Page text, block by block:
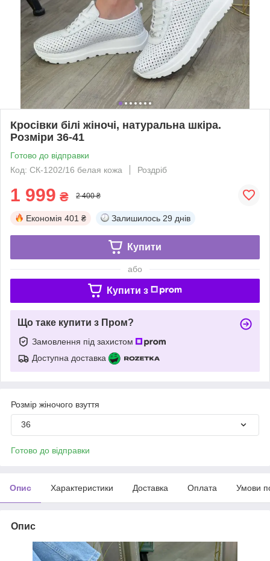
Кросівки білі жіночі, натуральна шкіра.
Розміри 36-41
Готово до відправки
Код: СК-1202/16 белая кожа
Роздріб
1 999 ₴ 2 400 ₴
Економія 401 ₴ Залишилось 29 днів
Купити
або
Купити з
Що таке купити з Пром?
Замовлення під захистом
Доступна доставка
Розмір жіночого взуття
36
Готово до відправки
Опис Характеристики Доставка Оплата Умови
Опис